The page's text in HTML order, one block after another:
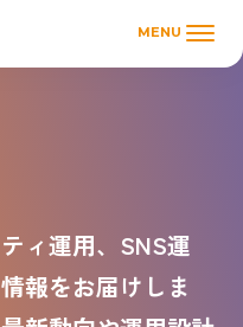
MENU
ィ運用、SNS運
報をお届けしま